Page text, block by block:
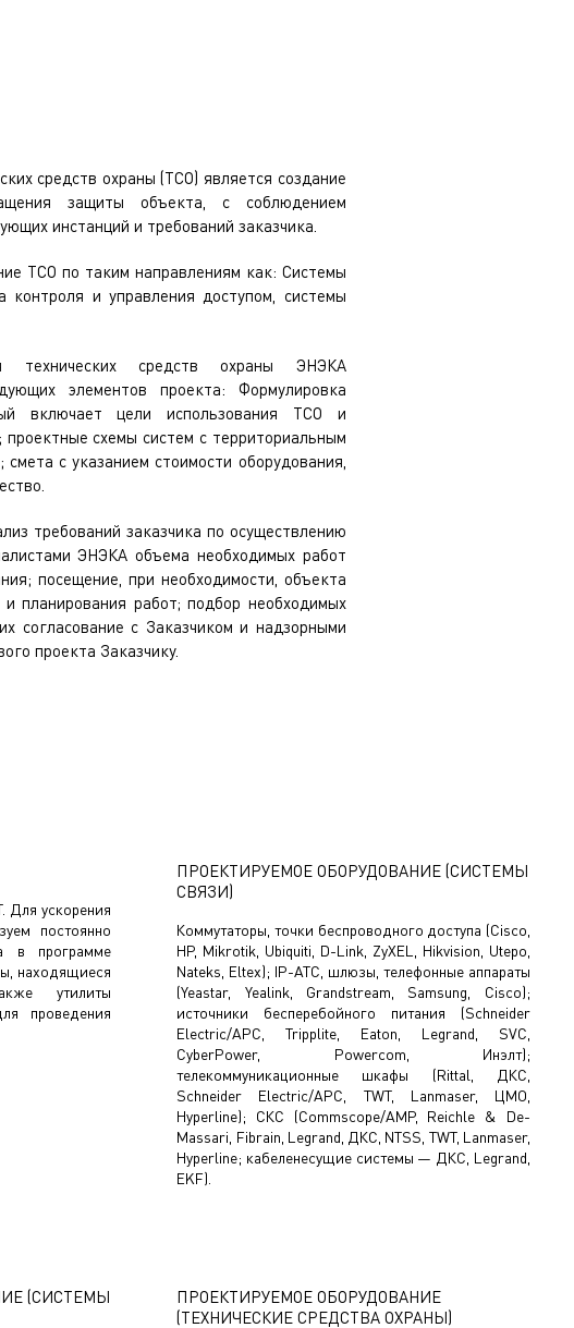
средств охраны (ТСО) является создание
защиты объекта, с соблюдением
инстанций и требований заказчика.
ТСО по таким направлениям как: Системы
контроля и управления доступом, системы
технических средств охраны ЭНЭКА
элементов проекта: Формулировка
включает цели использования ТСО и
схемы систем с территориальным
с указанием стоимости оборудования,
требований заказчика по осуществлению
ЭНЭКА объема необходимых работ
посещение, при необходимости, объекта
и планирования работ; подбор необходимых
согласование с Заказчиком и надзорными
проекта Заказчику.
Для ускорения
постоянно
в программе
находящиеся
утилиты
проведения
ПРОЕКТИРУЕМОЕ ОБОРУДОВАНИЕ (СИСТЕМЫ
СВЯЗИ)
Коммутаторы, точки беспроводного доступа (Cisco,
HP, Mikrotik, Ubiquiti, D-Link, ZyXEL, Hikvision, Utepo,
Nateks, Eltex); IP-АТС, шлюзы, телефонные аппараты
(Yeastar, Yealink, Grandstream, Samsung, Cisco);
источники бесперебойного питания (Schneider
Electric/APC, Tripplite, Eaton, Legrand, SVC,
CyberPower, Powercom, Инэлт);
телекоммуникационные шкафы (Rittal, ДКС,
Schneider Electric/APC, TWT, Lanmaser, ЦМО,
Hyperline); СКС (Commscope/AMP, Reichle & De-
Massari, Fibrain, Legrand, ДКС, NTSS, TWT, Lanmaser,
Hyperline; кабеленесущие системы — ДКС, Legrand,
EKF).
(СИСТЕМЫ
ПРОЕКТИРУЕМОЕ ОБОРУДОВАНИЕ
(ТЕХНИЧЕСКИЕ СРЕДСТВА ОХРАНЫ)